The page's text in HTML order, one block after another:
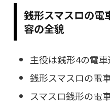
銭形スマスロの電
容の全貌
主役は銭形4の電
銭形スマスロの電
スマスロ銭形の電